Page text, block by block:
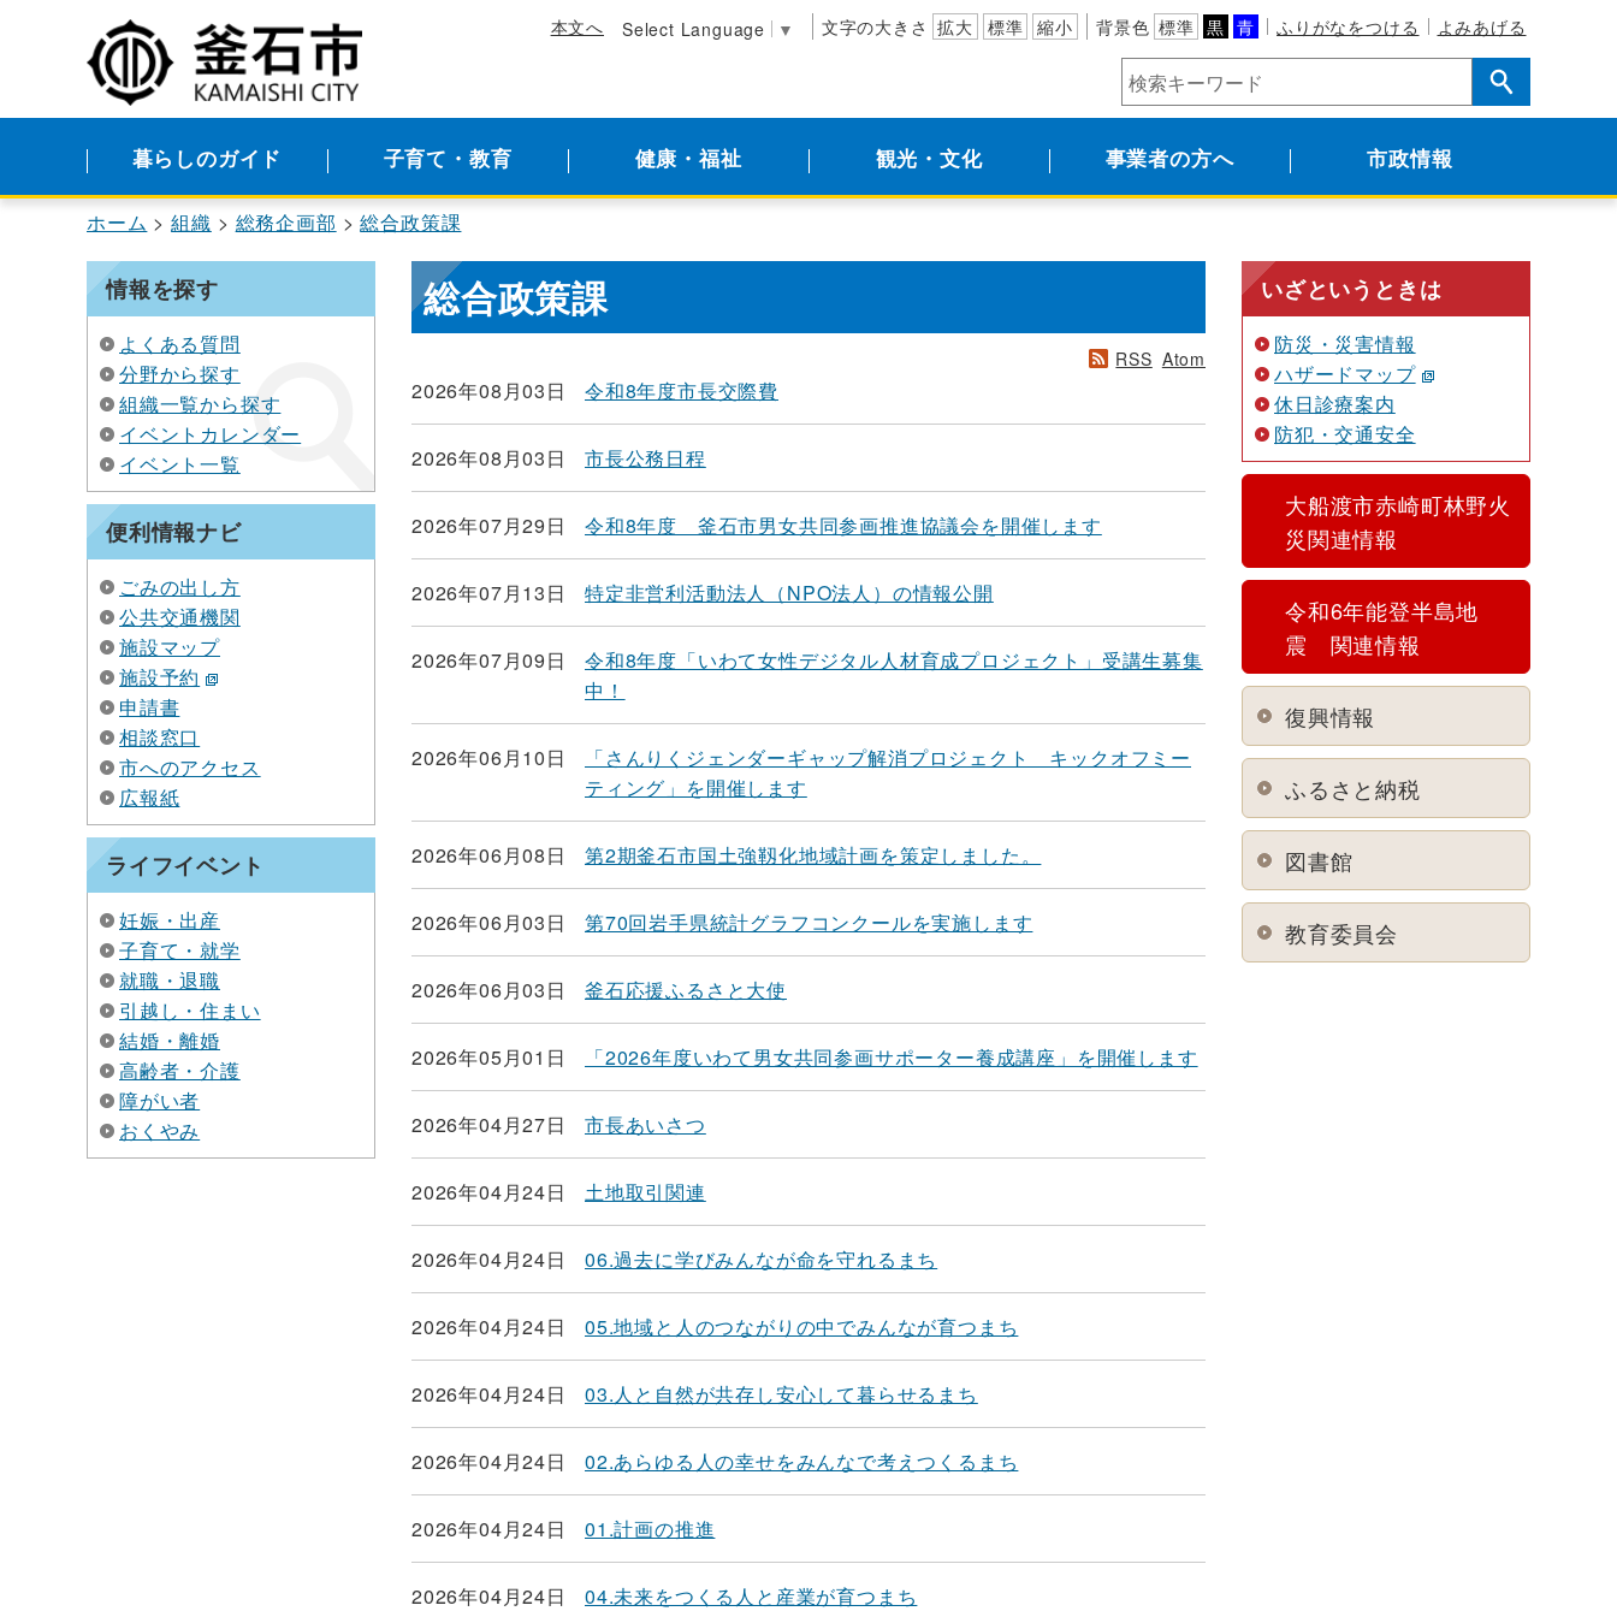
本文へ Select Language ▼ 文字の大きさ 拡大 標準 縮小 背景色 標準 黒 青 ふりがなをつける よみあげる
暮らしのガイド 子育て・教育 健康・福祉 観光・文化 事業者の方へ 市政情報
ホーム 組織 総務企画部 総合政策課
情報を探す
よくある質問
分野から探す
組織一覧から探す
イベントカレンダー
イベント一覧
便利情報ナビ
ごみの出し方
公共交通機関
施設マップ
施設予約
申請書
相談窓口
市へのアクセス
広報紙
ライフイベント
妊娠・出産
子育て・就学
就職・退職
引越し・住まい
結婚・離婚
高齢者・介護
障がい者
おくやみ
総合政策課
RSS Atom
2026年08月03日 令和8年度市長交際費
2026年08月03日 市長公務日程
2026年07月29日 令和8年度 釜石市男女共同参画推進協議会を開催します
2026年07月13日 特定非営利活動法人（NPO法人）の情報公開
2026年07月09日
令和8年度「いわて女性デジタル人材育成プロジェクト」受講生募集
中！
2026年06月10日
「さんりくジェンダーギャップ解消プロジェクト キックオフミー
ティング」を開催します
2026年06月08日 第2期釜石市国土強靱化地域計画を策定しました。
2026年06月03日 第70回岩手県統計グラフコンクールを実施します
2026年06月03日 釜石応援ふるさと大使
2026年05月01日 「2026年度いわて男女共同参画サポーター養成講座」を開催します
2026年04月27日 市長あいさつ
2026年04月24日 土地取引関連
2026年04月24日 06.過去に学びみんなが命を守れるまち
2026年04月24日 05.地域と人のつながりの中でみんなが育つまち
2026年04月24日 03.人と自然が共存し安心して暮らせるまち
2026年04月24日 02.あらゆる人の幸せをみんなで考えつくるまち
2026年04月24日 01.計画の推進
2026年04月24日 04.未来をつくる人と産業が育つまち
いざというときは
防災・災害情報
ハザードマップ
休日診療案内
防犯・交通安全
大船渡市赤崎町林野火
災関連情報
令和6年能登半島地
震 関連情報
復興情報
ふるさと納税
図書館
教育委員会